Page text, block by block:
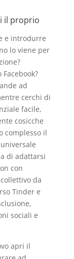
il proprio
e introdurre
lo viene per
ad
cerchi di
facile,
cosicche
complesso il
di adattarsi
con
da
Tinder e
sociali e
apri il